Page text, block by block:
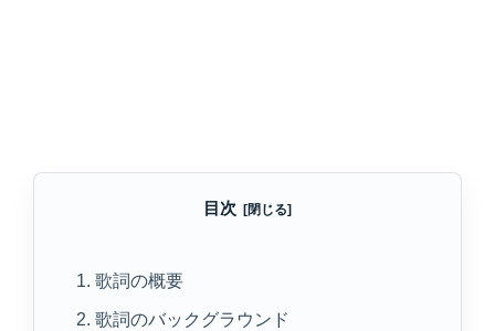
目次
1. 歌詞の概要
2. 歌詞のバックグラウンド